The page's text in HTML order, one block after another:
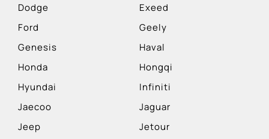
Dodge
Exeed
Ford
Geely
Genesis
Haval
Honda
Hongqi
Hyundai
Infiniti
Jaecoo
Jaguar
Jeep
Jetour